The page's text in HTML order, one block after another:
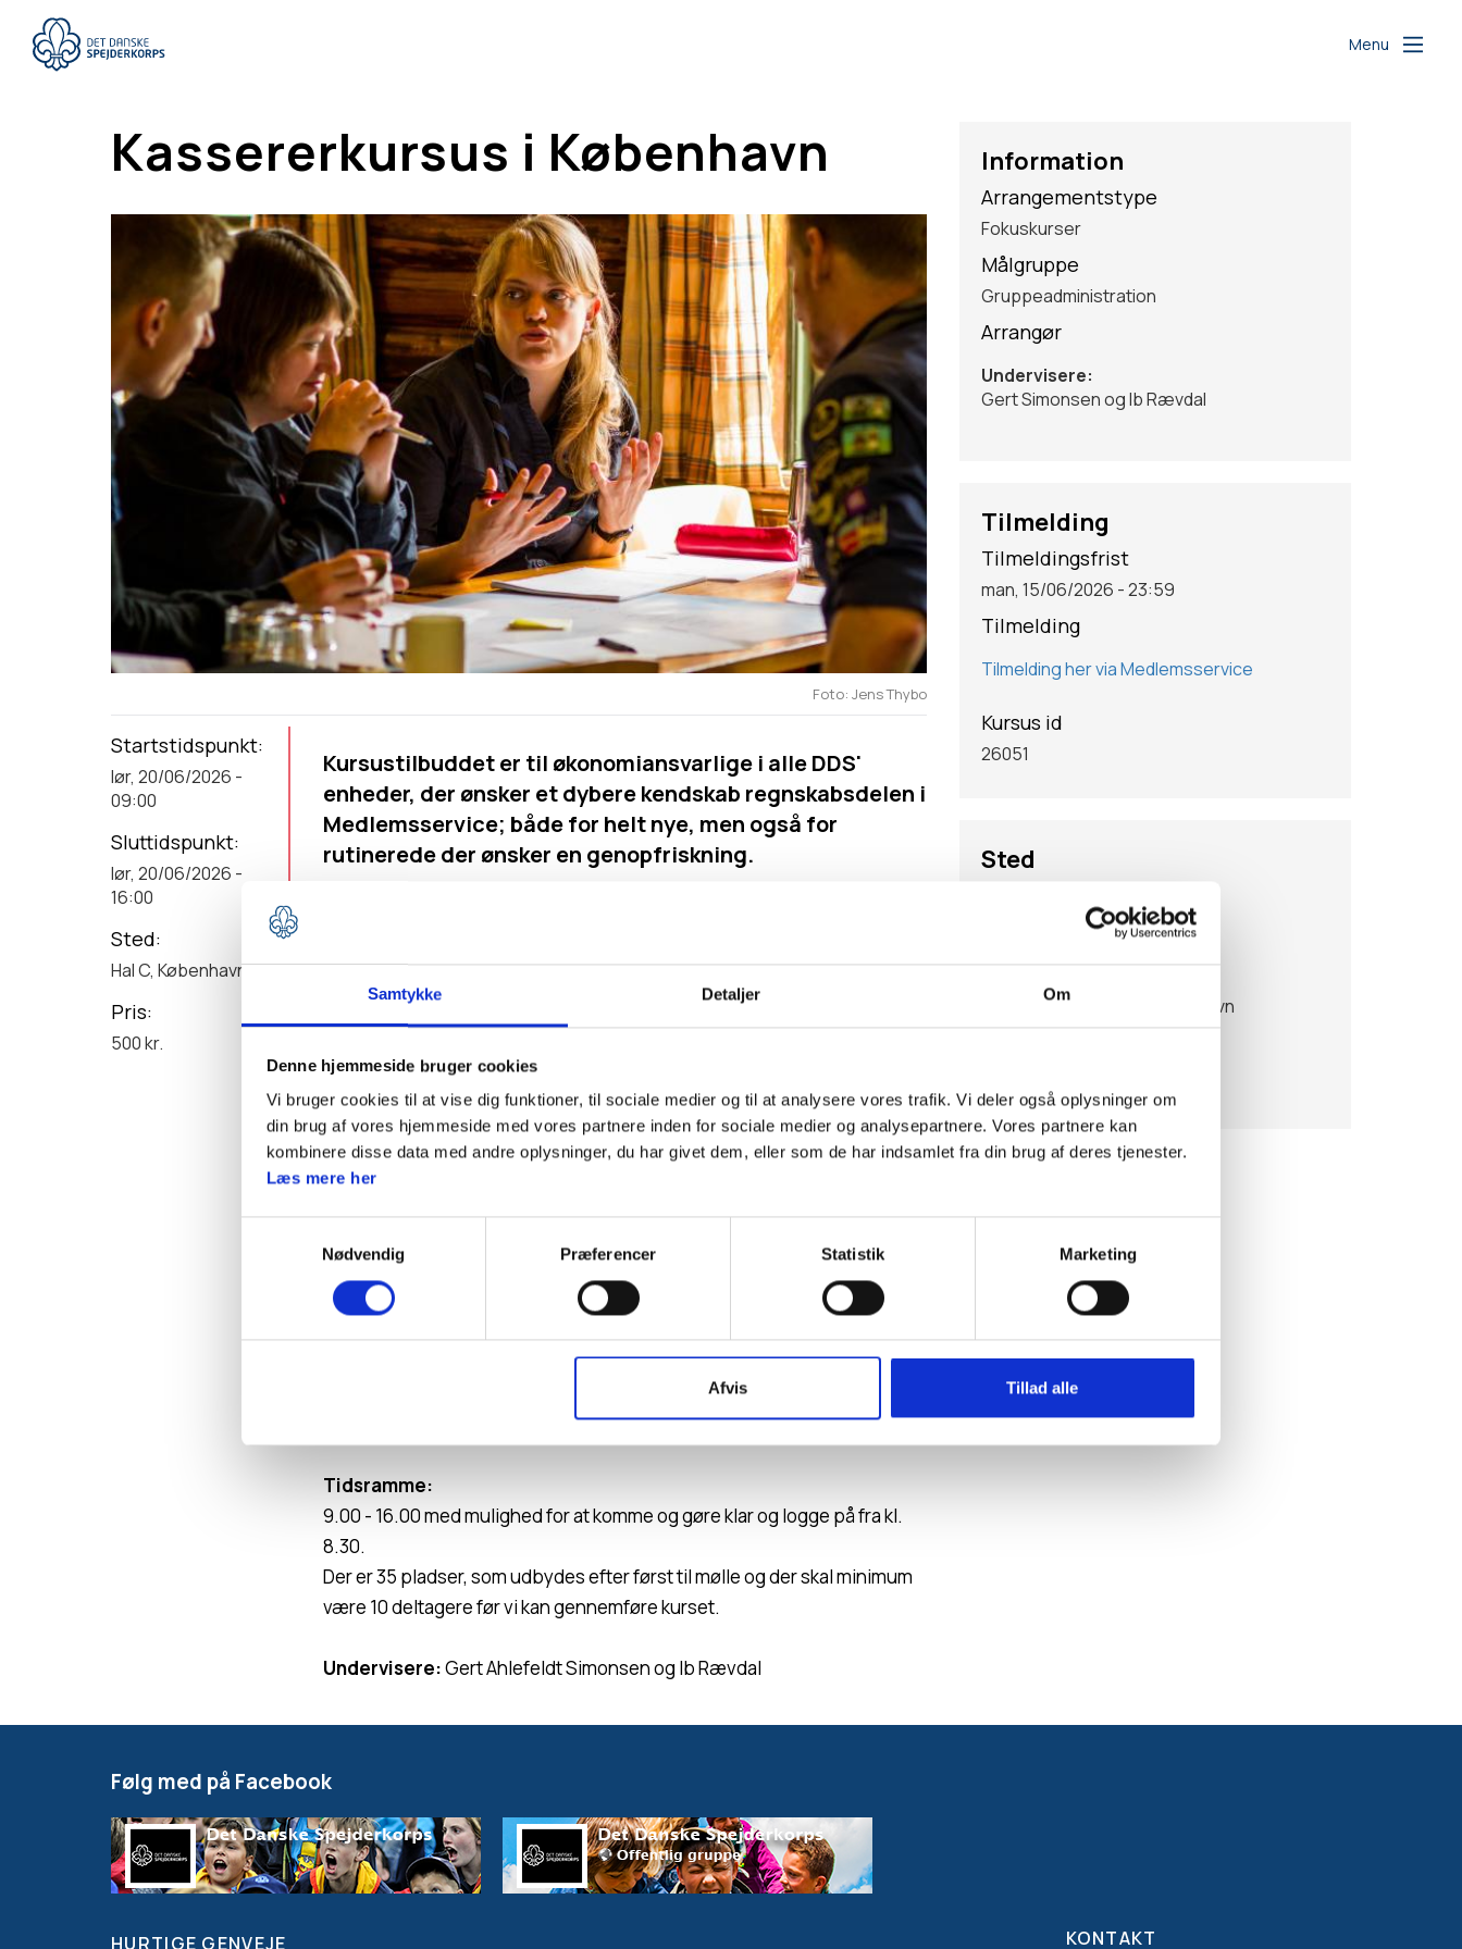
Samtykke Detaljer Om
Denne hjemmeside bruger cookies
Vi bruger cookies til at vise dig funktioner, til sociale medier og til at analysere vores trafik. Vi deler også oplysninger om
din brug af vores hjemmeside med vores partnere inden for sociale medier og analysepartnere. Vores partnere kan
kombinere disse data med andre oplysninger, du har givet dem, eller som de har indsamlet fra din brug af deres tjenester.
Læs mere her
Nødvendig
Præferencer Statistik Marketing
Afvis Tillad alle
hovedindhold
Menu
Kassererkursus i København
Foto Jens Thybo
Startstidspunkt
lør, 20/06/2026 -
09:00
Sluttidspunkt
lør, 20/06/2026 -
16:00
Sted
Hal C, København
Pris
500 kr.
Kursustilbuddet er til økonomiansvarlige i alle DDS'
enheder, der ønsker et dybere kendskab regnskabsdelen i
Medlemsservice; både for helt nye, men også for
rutinerede der ønsker en genopfriskning.
til kontingentopkrævning, opkrævning både med kortbetaling og
håndtering af modtagne betalinger, samt udlægshåndteringen.
Pris: 500 kr.
Prisen inkluderer morgenkaffe med brød, frokost samt kaffe, frugt og
vand.
Transport er for egen regning.
Dato og sted:
Lørdag den 20. juni kl. 09 - 16, i
Møderummet i Hal C, Arsenalvej 6, 1436
Praktiske oplysninger:
Kursisterne skal selv medbringe bærbar PC så man på stedet kan
afprøve det, der undervises i. Vi arbejder i et kursussystem der har
samme data som driftssystemet, men uden fare for at ødelægge noget.
Tidsramme:
9.00 - 16.00 med mulighed for at komme og gøre klar og logge på fra kl.
8.30.
Der er 35 pladser, som udbydes efter først til mølle og der skal minimum
være 10 deltagere før vi kan gennemføre kurset.
Undervisere:Gert Ahlefeldt Simonsen og Ib Rævdal
Information
Arrangementstype
Fokuskurser
Målgruppe
Gruppeadministration
Arrangør
Undervisere:
Gert Simonsen og Ib Rævdal
Tilmelding
Tilmeldingsfrist
man, 15/06/2026 - 23:59
Tilmelding
Tilmelding her via Medlemsservice
Kursus id
26051
Sted
Hovedstadsområdet
Adresse
Møderummet i Hal C, København
Arsenalvej 6
Følg med på Facebook
KONTAKT
HURTIGE GENVEJE